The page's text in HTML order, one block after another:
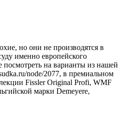
но они не производятся в
именно европейского
посмотреть на варианты из нашей
node/2077, в премиальном
Fissler Original Profi, WMF
марки Demeyere,